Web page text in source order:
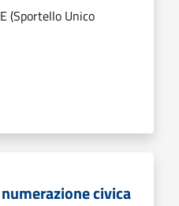
(Sportello Unico
civica